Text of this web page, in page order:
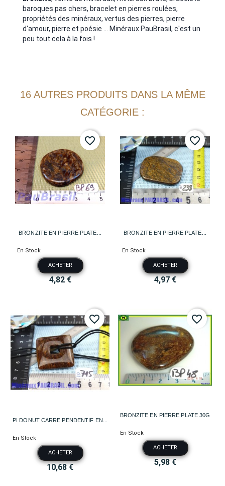
baroques pas chers, bracelet en pierres roulées,
propriétés des minéraux, vertus des pierres, pierre
d'amour, pierre et poésie ... Minéraux PauBrasil, c'est un
peu tout cela à la fois !
16 AUTRES PRODUITS DANS LA MÊME
CATÉGORIE :
BRONZITE EN PIERRE PLATE...
En Stock
ACHETER
4,82 €
favorite_border
BRONZITE EN PIERRE PLATE...
En Stock
ACHETER
4,97 €
favorite_border
PI DONUT CARRE PENDENTIF EN...
En Stock
ACHETER
10,68 €
favorite_border
BRONZITE EN PIERRE PLATE 30G
En Stock
ACHETER
5,98 €
favorite_border